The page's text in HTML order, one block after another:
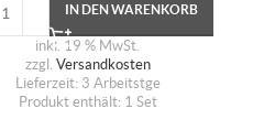
IN DEN WARENKORB
inkl. 19 % MwSt.
zzgl. Versandkosten
Lieferzeit: 3 Arbeitstge
Produkt enthält: 1 Set